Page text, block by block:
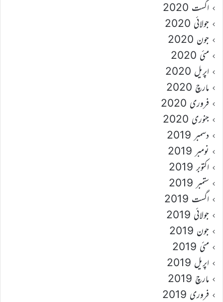
اگست 2020
جولائی 2020
جون 2020
مئی 2020
اپریل 2020
مارچ 2020
فروری 2020
جنوری 2020
دسمبر 2019
نومبر 2019
اکتوبر 2019
ستمبر 2019
اگست 2019
جولائی 2019
جون 2019
مئی 2019
اپریل 2019
مارچ 2019
فروری 2019